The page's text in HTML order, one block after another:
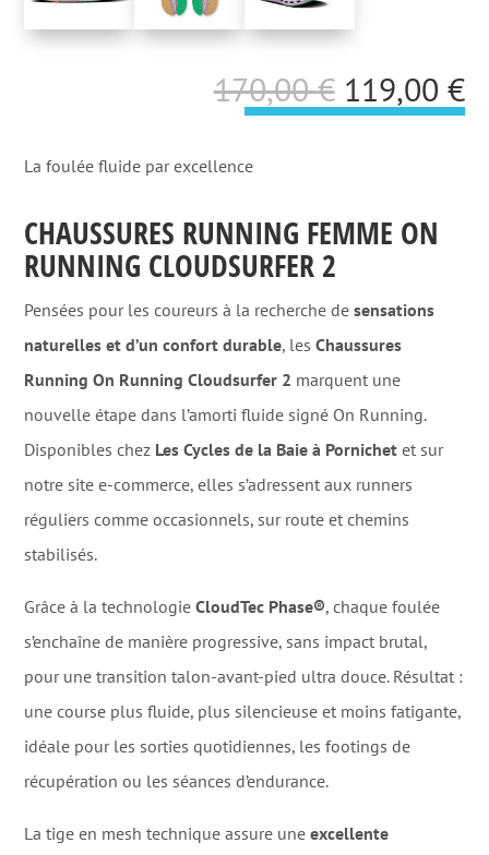
170,00€ Le
prix
170,00 €.
119,00 €
La foulée fluide par excellence
CHAUSSURES RUNNING FEMME ON
RUNNING CLOUDSURFER 2
Pensées pour les coureurs à la recherche desensations
naturelles et d’un confort durable, lesChaussures
Running On Running Cloudsurfer 2 marquent une
nouvelle étape dans l’amorti fluide signé On Running.
Disponibles chez Les Cycles de la Baie à Pornichet et sur
notre site e-commerce, elles s’adressent aux runners
réguliers comme occasionnels, sur route et chemins
stabilisés.
Grâce à la technologieCloudTec Phase®, chaque foulée
s’enchaîne de manière progressive, sans impact brutal,
pour une transition talon-avant-pied ultra douce. Résultat :
une course plus fluide, plus silencieuse et moins fatigante,
idéale pour les sorties quotidiennes, les footings de
récupération ou les séances d’endurance.
La tige en mesh technique assure uneexcellente